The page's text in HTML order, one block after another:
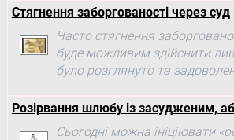
Стягнення заборгованості через суд
Часто стягнення
буде можливим здійснити
було розглянуто та
Розірвання шлюбу із засудженим,
Сьогодні можна ініціювати